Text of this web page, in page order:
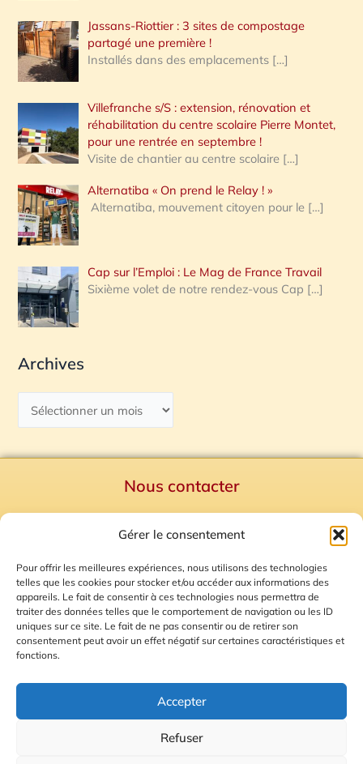
Gérer le consentement
Pour offrir les meilleures expériences, nous utilisons des technologies
telles que les cookies pour stocker et/ou accéder aux informations des
appareils. Le fait de consentir à ces technologies nous permettra de
traiter des données telles que le comportement de navigation ou les ID
uniques sur ce site. Le fait de ne pas consentir ou de retirer son
consentement peut avoir un effet négatif sur certaines caractéristiques et
fonctions.
Accepter
Refuser
Jassans-Riottier : 3 sites de compostage
partagé une première !
Installés dans des emplacements […]
Villefranche s/S : extension, rénovation et
réhabilitation du centre scolaire Pierre Montet,
pour une rentrée en septembre !
Visite de chantier au centre scolaire […]
Alternatiba « On prend le Relay ! »
Alternatiba, mouvement citoyen pour le […]
Cap sur l’Emploi : Le Mag de France Travail
Sixième volet de notre rendez-vous Cap […]
Archives
Nous contacter
Mentions Légales
Plan du site
Gestion des Cookies